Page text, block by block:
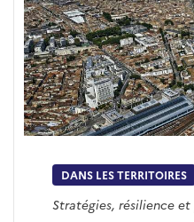
DANS LES TERRITOIRES
Stratégies, résilience